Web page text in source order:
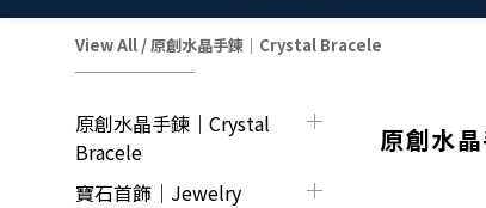
View All /原創水晶手鍊│Crystal Bracele
原創水晶手鍊│Crystal
Bracele
寶石首飾｜Jewelry
原創水